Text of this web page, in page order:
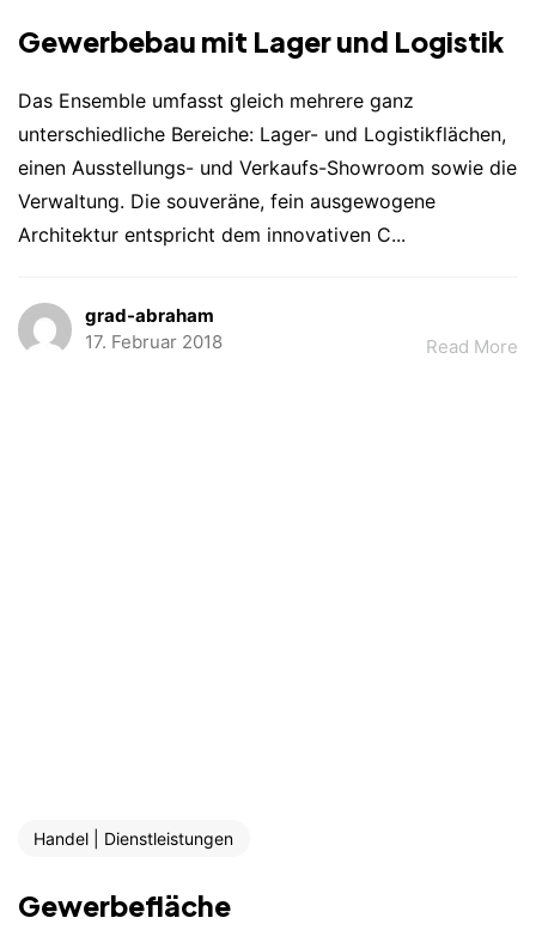
Gewerbebau mit Lager und Logistik
Das Ensemble umfasst gleich mehrere ganz
unterschiedliche Bereiche: Lager- und Logistikflächen,
einen Ausstellungs- und Verkaufs-Showroom sowie die
Verwaltung. Die souveräne, fein ausgewogene
Architektur entspricht dem innovativen C...
grad-abraham
17. Februar 2018
Read More
Handel | Dienstleistungen
Gewerbefläche